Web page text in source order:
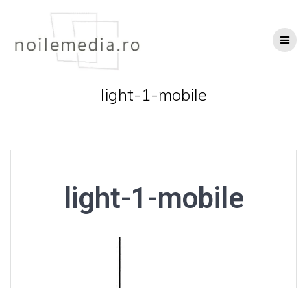
light-1-mobile
light-1-mobile